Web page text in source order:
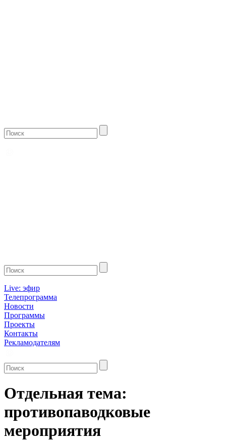
Live: эфир
Телепрограмма
Новости
Программы
Проекты
Контакты
Рекламодателям
Отдельная тема:
противопаводковые
мероприятия